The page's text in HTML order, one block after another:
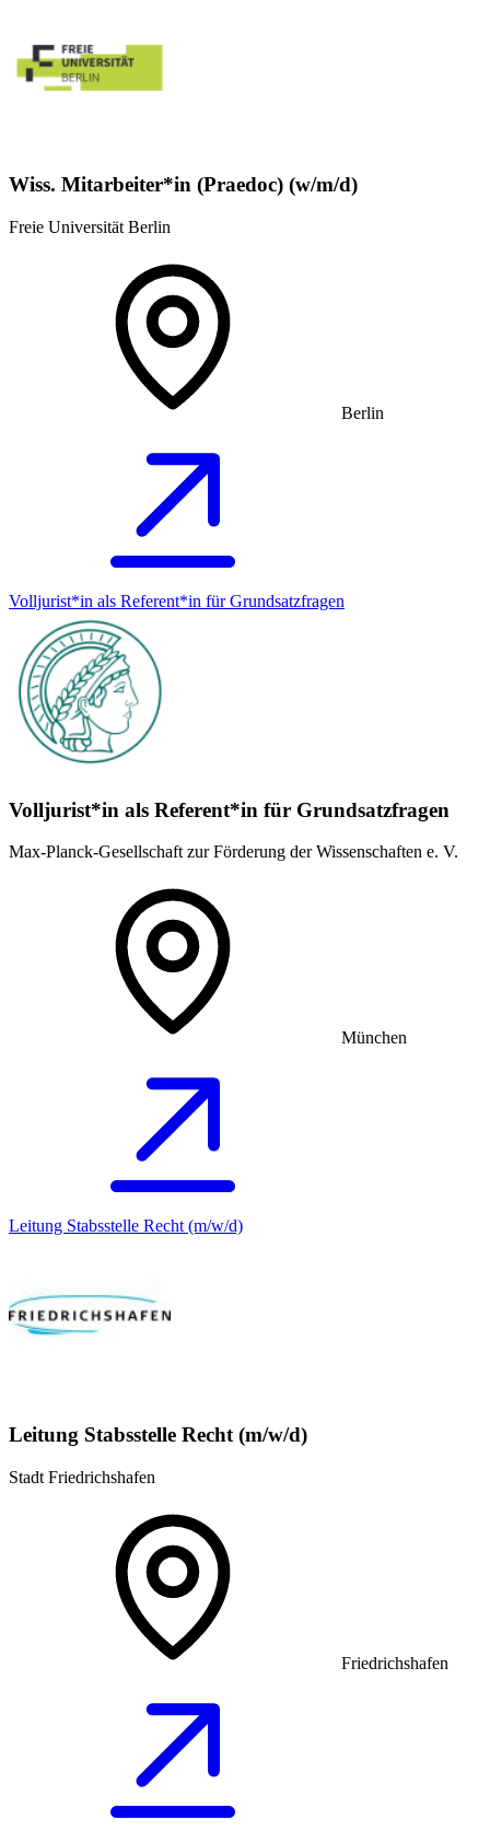
Wiss. Mitarbeiter*in (Praedoc) (w/m/d)
Freie Universität Berlin
Berlin
Volljurist*in als Referent*in für Grundsatz­fragen
Volljurist*in als Referent*in für Grundsatz­fragen
Max-Planck-Gesellschaft zur Förderung der Wissenschaften e. V.
München
Leitung Stabsstelle Recht (m/w/d)
Leitung Stabsstelle Recht (m/w/d)
Stadt Friedrichshafen
Friedrichshafen